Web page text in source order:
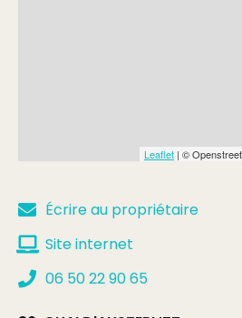
Leaflet | ©
Écrire au propriétaire
Site internet
06 50 22 90 65